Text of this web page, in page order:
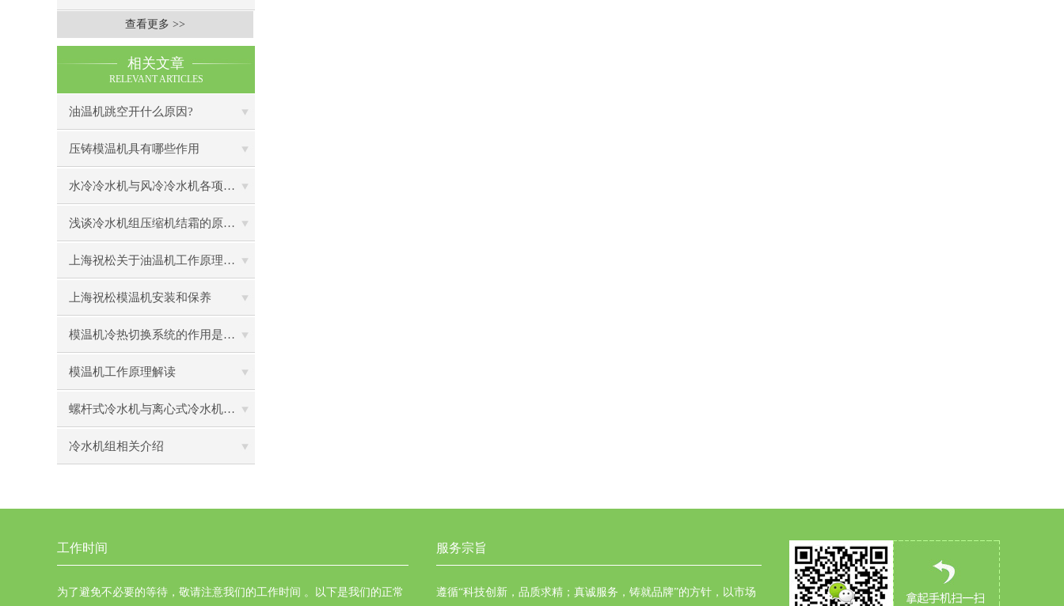
查看更多 >>
相关文章
RELEVANT ARTICLES
油温机跳空开什么原因?
压铸模温机具有哪些作用
水冷冷水机与风冷冷水机各项指标对比
浅谈冷水机组压缩机结霜的原因及其解决方法
上海祝松关于油温机工作原理和用途的介绍
上海祝松模温机安装和保养
模温机冷热切换系统的作用是什么?
模温机工作原理解读
螺杆式冷水机与离心式冷水机优缺点分析
冷水机组相关介绍
工作时间
为了避免不必要的等待，敬请注意我们的工作时间 。以下是我们的正常
服务宗旨
遵循“科技创新，品质求精；真诚服务，铸就品牌”的方针，以市场